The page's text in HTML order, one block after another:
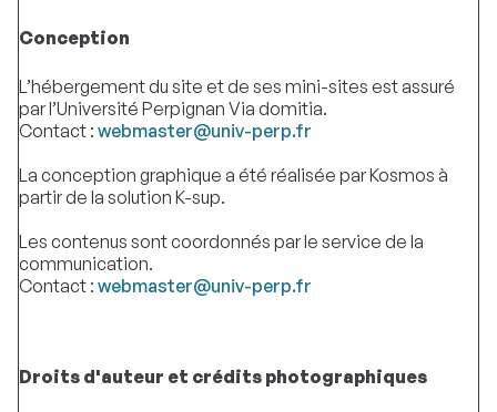
Conception
L’hébergement du site et de ses mini-sites est assuré
par l’Université Perpignan Via domitia.
Contact : webmaster@univ-perp.fr
La conception graphique a été réalisée par Kosmos à
partir de la solution K-sup.
Les contenus sont coordonnés par le service de la
communication.
Contact : webmaster@univ-perp.fr
Droits d'auteur et crédits photographiques